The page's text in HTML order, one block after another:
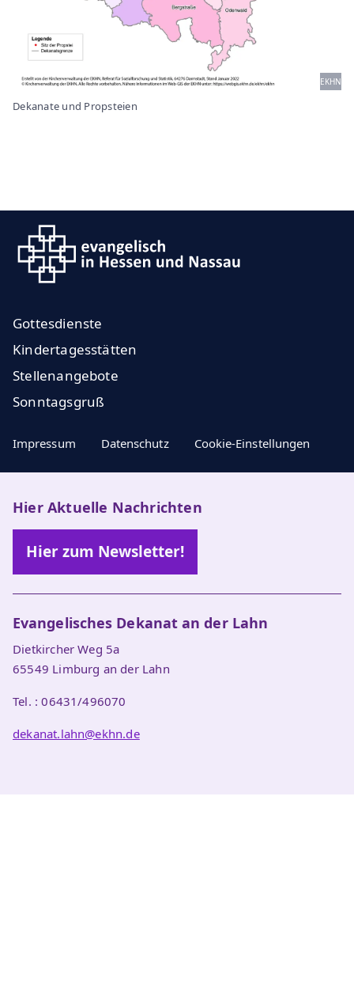
EKHN
Dekanate und Propsteien
Gottesdienste
Kindertagesstätten
Stellenangebote
Sonntagsgruß
Impressum Datenschutz Cookie-Einstellungen
Hier Aktuelle Nachrichten
Hier zum Newsletter!
Evangelisches Dekanat an der Lahn
Dietkircher Weg 5a
65549 Limburg an der Lahn
Tel. : 06431/496070
dekanat.lahn@ekhn.de